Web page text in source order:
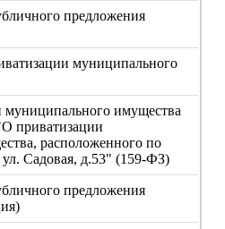
предложения
муниципального
муниципального имущества
приватизации
расположенного по
ул. Садовая, д.53" (159-ФЗ)
предложения